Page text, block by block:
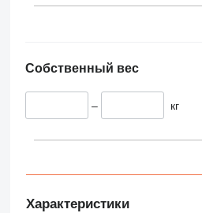
Собственный вес
– кг
Характеристики